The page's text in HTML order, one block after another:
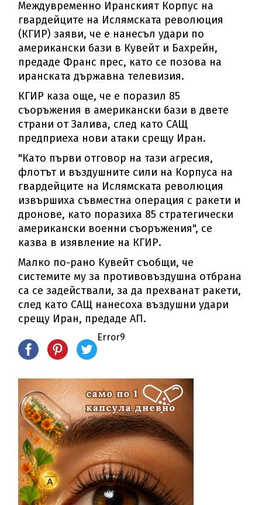
Междувременно Иранският Корпус на
гвардейците на Ислямската революция
(КГИР) заяви, че е нанесъл удари по
американски бази в Кувейт и Бахрейн,
предаде Франс прес, като се позова на
иранската държавна телевизия.
КГИР каза още, че е поразил 85
съоръжения в американски бази в двете
страни от Залива, след като САЩ
предприеха нови атаки срещу Иран.
"Като първи отговор на тази агресия,
флотът и въздушните сили на Корпуса на
гвардейците на Ислямската революция
извършиха съвместна операция с ракети и
дронове, като поразиха 85 стратегически
американски военни съоръжения", се
казва в изявление на КГИР.
Малко по-рано Кувейт съобщи, че
системите му за противовъздушна отбрана
са се задействали, за да прехванат ракети,
след като САЩ нанесоха въздушни удари
срещу Иран, предаде АП.
Error9